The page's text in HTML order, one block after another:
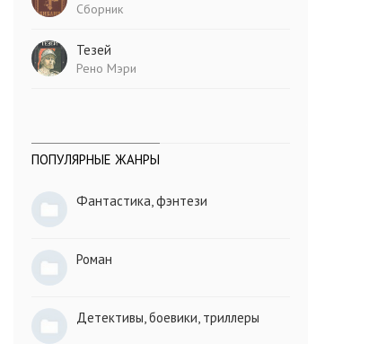
Сборник
Тезей
Рено Мэри
ПОПУЛЯРНЫЕ ЖАНРЫ
Фантастика, фэнтези
Роман
Детективы, боевики, триллеры